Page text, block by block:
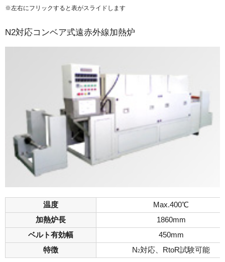
※左右にフリックすると表がスライドします
N2対応コンベア式遠赤外線加熱炉
温度
Max.400℃
加熱炉長
1860mm
ベルト有効幅
450mm
特徴
N 2対応、RtoR試験可能